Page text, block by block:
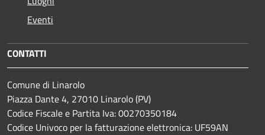
Eventi
CONTATTI
Comune di Linarolo
Piazza Dante 4, 27010 Linarolo (PV)
Codice Fiscale e Partita Iva: 00270350184
Codice Univoco per la fatturazione elettronica: UF59AN